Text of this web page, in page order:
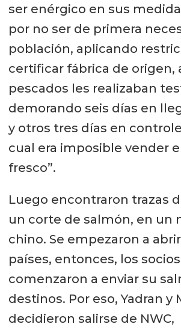
ser enérgico en sus
por no ser de primera
población, aplicando
certificar fábrica de origen,
pescados les realizaban
demorando seis días en
y otros tres días en
cual era imposible vender
fresco”.
Luego encontraron trazas
un corte de salmón, en un
chino. Se empezaron a
países, entonces, los socios
comenzaron a enviar su
destinos. Por eso, Yadran y
decidieron salirse de NWC,